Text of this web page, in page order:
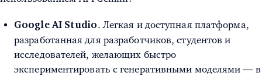
Google AI Studio. Легкая и доступная платформа,
разработанная для разработчиков, студентов и
исследователей, желающих быстро
экспериментировать с генеративными моделями — в